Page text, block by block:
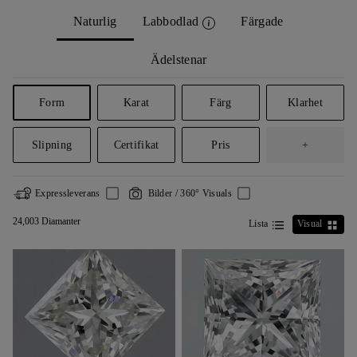
Naturlig Labbodlad Färgade
Ädelstenar
Form Karat Färg Klarhet
Slipning Certifikat Pris +
Expressleverans Bilder / 360° Visuals
24,003 Diamanter Lista Visual